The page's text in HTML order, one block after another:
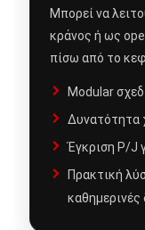
Μπορεί να
κράνος ή ως
πίσω από το
Modular
Δυνατότητα
Έγκριση P/J
Πρακτική
καθημερινές